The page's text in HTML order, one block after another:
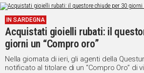
IN SARDEGNA
Acquistati gioielli rubati: il
giorni un “Compro oro”
Nella giornata di ieri, gli agenti della
notificato al titolare di un “Compro Oro” di